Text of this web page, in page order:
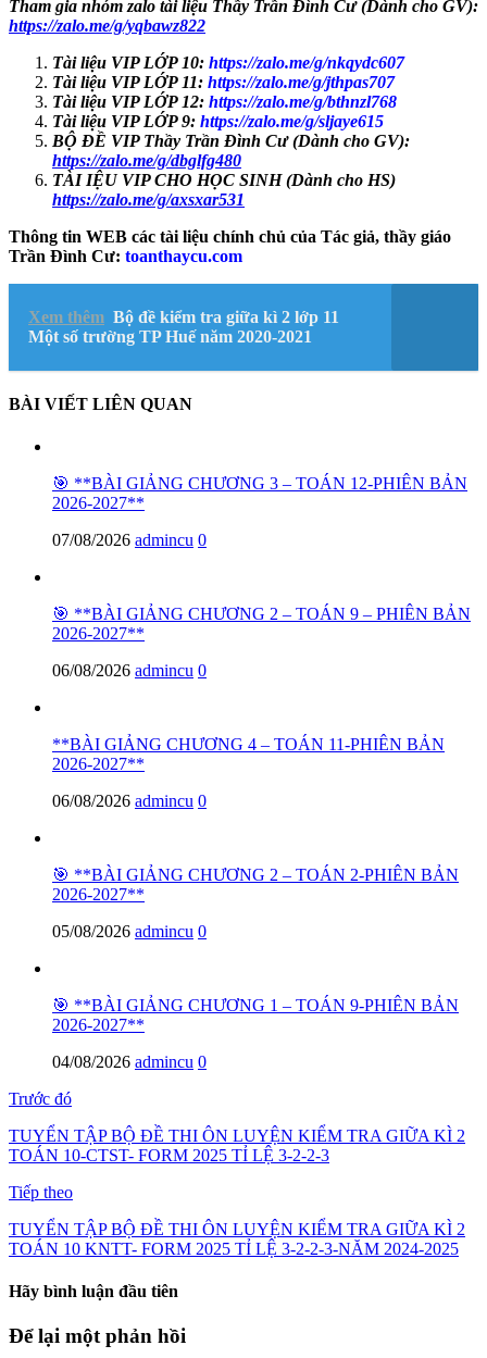
Tham gia nhóm zalo tài liệu Thầy Trần Đình Cư (Dành cho GV):
https://zalo.me/g/yqbawz822
Tài liệu VIP LỚP 10: https://zalo.me/g/nkqydc607
Tài liệu VIP LỚP 11: https://zalo.me/g/jthpas707
Tài liệu VIP LỚP 12: https://zalo.me/g/bthnzl768
Tài liệu VIP LỚP 9: https://zalo.me/g/sljaye615
BỘ ĐỀ VIP Thầy Trần Đình Cư (Dành cho GV):
https://zalo.me/g/dbglfg480
TÀI IỆU VIP CHO HỌC SINH (Dành cho HS)
https://zalo.me/g/axsxar531
Thông tin WEB các tài liệu chính chủ của Tác giả, thầy giáo
Trần Đình Cư: toanthaycu.com
Xem thêm Bộ đề kiểm tra giữa kì 2 lớp 11
Một số trường TP Huế năm 2020-2021
BÀI VIẾT LIÊN QUAN
🎯 **BÀI GIẢNG CHƯƠNG 3 – TOÁN 12-PHIÊN BẢN
2026-2027**
07/08/2026 admincu 0
🎯 **BÀI GIẢNG CHƯƠNG 2 – TOÁN 9 – PHIÊN BẢN
2026-2027**
06/08/2026 admincu 0
**BÀI GIẢNG CHƯƠNG 4 – TOÁN 11-PHIÊN BẢN
2026-2027**
06/08/2026 admincu 0
🎯 **BÀI GIẢNG CHƯƠNG 2 – TOÁN 2-PHIÊN BẢN
2026-2027**
05/08/2026 admincu 0
🎯 **BÀI GIẢNG CHƯƠNG 1 – TOÁN 9-PHIÊN BẢN
2026-2027**
04/08/2026 admincu 0
Trước đó
TUYỂN TẬP BỘ ĐỀ THI ÔN LUYỆN KIỂM TRA GIỮA KÌ 2
TOÁN 10-CTST- FORM 2025 TỈ LỆ 3-2-2-3
Tiếp theo
TUYỂN TẬP BỘ ĐỀ THI ÔN LUYỆN KIỂM TRA GIỮA KÌ 2
TOÁN 10 KNTT- FORM 2025 TỈ LỆ 3-2-2-3-NĂM 2024-2025
Hãy bình luận đầu tiên
Để lại một phản hồi